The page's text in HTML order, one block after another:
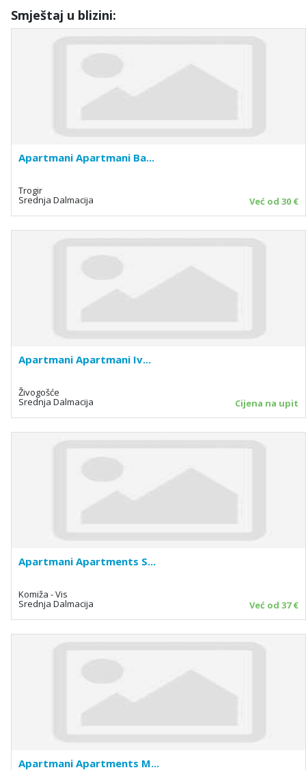
Smještaj u blizini:
Apartmani Apartmani Ba...
Trogir
Srednja Dalmacija Već od 30 €
Apartmani Apartmani Iv...
Živogošće
Srednja Dalmacija Cijena na upit
Apartmani Apartments S...
Komiža - Vis
Srednja Dalmacija Već od 37 €
Apartmani Apartments M...